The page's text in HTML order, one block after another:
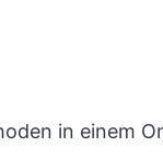
in einem